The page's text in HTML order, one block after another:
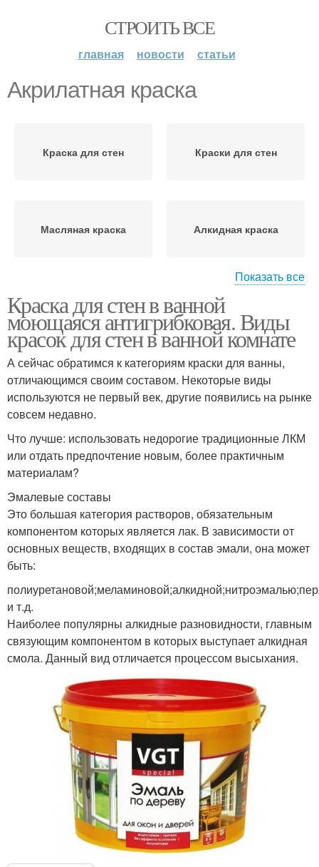
СТРОИТЬ ВСЕ
главная новости статьи
Акрилатная краска
Краска для стен Краски для стен
Масляная краска Алкидная краска
Силикатная краска Акриловая краска
Силиконовая краска Латексная краска
Поливинилацетатнная
краска
Краска для кухонь
Влагостойкая краска Краска для дерева
Влагостойкие краски
краска
Краска для ванной
комнаты
Показать все
Краска для стен в ванной
моющаяся антигрибковая. Виды
красок для стен в ванной комнате
А сейчас обратимся к категориям краски для ванны,
отличающимся своим составом. Некоторые виды
используются не первый век, другие появились на рынке
совсем недавно.
Что лучше: использовать недорогие традиционные ЛКМ
или отдать предпочтение новым, более практичным
материалам?
Эмалевые составы
Это большая категория растворов, обязательным
компонентом которых является лак. В зависимости от
основных веществ, входящих в состав эмали, она может
быть:
и т.д.
Наиболее популярны алкидные разновидности, главным
связующим компонентом в которых выступает алкидная
смола. Данный вид отличается процессом высыхания.